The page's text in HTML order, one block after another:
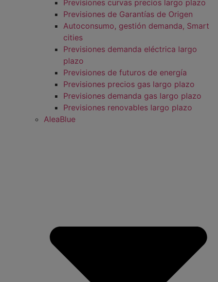
Previsiones curvas precios largo plazo
Previsiones de Garantías de Origen
Autoconsumo, gestión demanda, Smart
cities
Previsiones demanda eléctrica largo
plazo
Previsiones de futuros de energía
Previsiones precios gas largo plazo
Previsiones demanda gas largo plazo
Previsiones renovables largo plazo
AleaBlue